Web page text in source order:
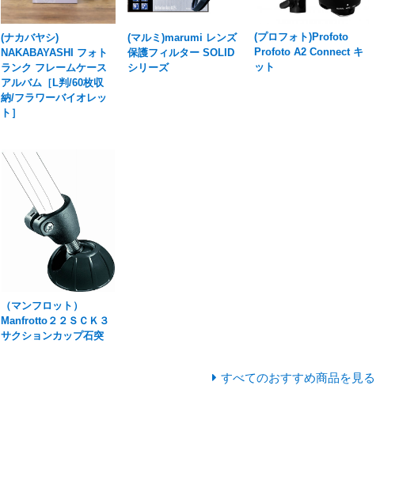
(ナカバヤシ)
NAKABAYASHI フォト
ランク フレームケース
アルバム［L判/60枚収
納/フラワーバイオレッ
ト］
(マルミ)marumi レンズ
保護フィルター SOLID
シリーズ
(プロフォト)Profoto
Profoto A2 Connect キ
ット
（マンフロット）
Manfrotto２２ＳＣＫ３
サクションカップ石突
すべてのおすすめ商品を見る